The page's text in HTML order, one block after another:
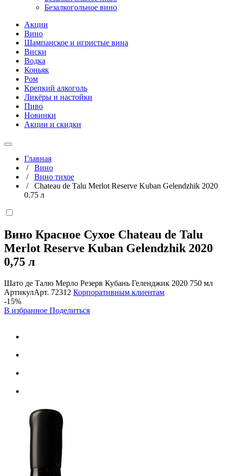
Безалкогольное вино
Акции
Вино
Шампанское и игристые вина
Виски
Водка
Коньяк
Ром
Крепкий алкоголь
Ликёры и настойки
Пиво
Новинки
Акции и скидки
Главная
/ Вино
/ Вино тихое
/ Chateau de Talu Merlot Reserve Kuban Gelendzhik 2020
0.75 л
Вино Красное Сухое Chateau de Talu
Merlot Reserve Kuban Gelendzhik 2020
0,75 л
Шато де Талю Мерло Резерв Кубань Геленджик 2020 750 мл
АртикулАрт. 72312 Корпоративным клиентам
-15%
В избранное Поделиться